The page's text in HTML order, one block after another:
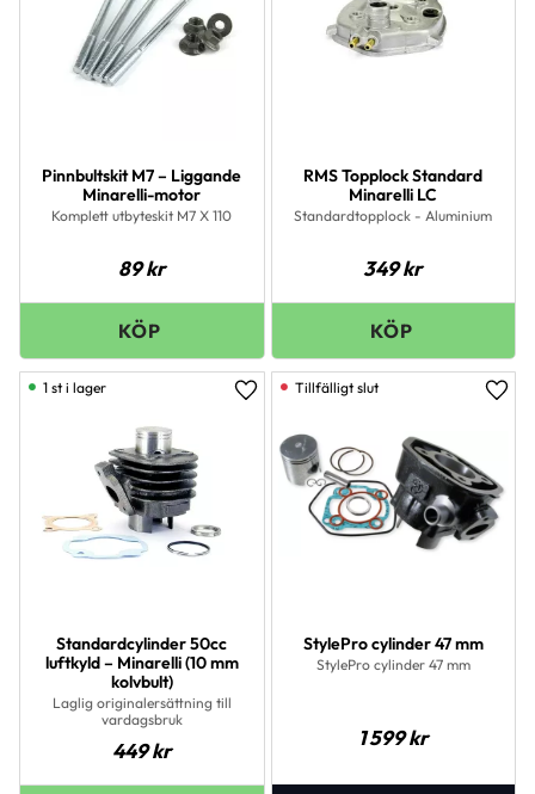
Pinnbultskit M7 – Liggande
Minarelli-motor
Komplett utbyteskit M7 X 110
89kr
RMS Topplock Standard
Minarelli LC
Standardtopplock - Aluminium
349kr
Standardcylinder 50cc
luftkyld – Minarelli (10 mm
kolvbult)
Laglig originalersättning till
vardagsbruk
449kr
Lägg till i favoriter
1 st i lager
StylePro cylinder 47 mm
StylePro cylinder 47 mm
1 599kr